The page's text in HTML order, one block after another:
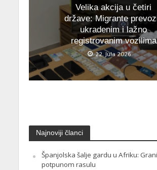
Velika akcija u četiri
države: Migrante
ukradenim i lažno
registrovanim vozilima
22. Jula 2026.
Najnoviji članci
Španjolska šalje gardu u Afriku:
potpunom rasulu